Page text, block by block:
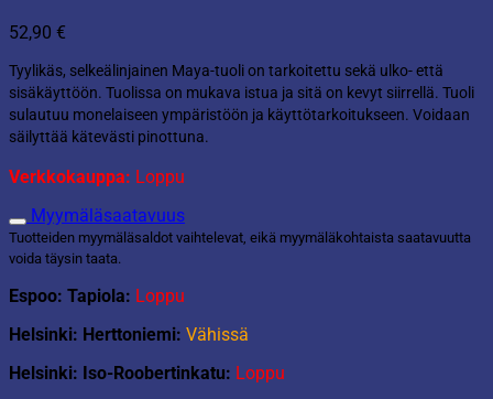
52,90 €
Tyylikäs, selkeälinjainen Maya-tuoli on tarkoitettu sekä ulko- että
sisäkäyttöön. Tuolissa on mukava istua ja sitä on kevyt siirrellä. Tuoli
sulautuu monelaiseen ympäristöön ja käyttötarkoitukseen. Voidaan
säilyttää kätevästi pinottuna.
Verkkokauppa: Loppu
Myymäläsaatavuus
Tuotteiden myymäläsaldot vaihtelevat, eikä myymäläkohtaista saatavuutta
voida täysin taata.
Espoo: Tapiola: Loppu
Helsinki: Herttoniemi: Vähissä
Helsinki: Iso-Roobertinkatu: Loppu